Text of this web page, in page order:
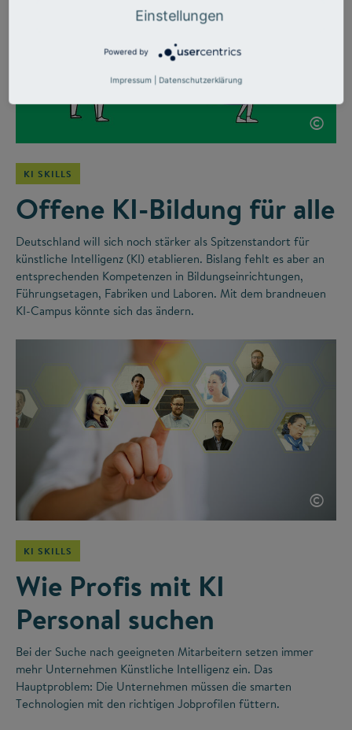
©
KI SKILLS
Offene KI-Bildung für alle
Deutschland will sich noch stärker als Spitzenstandort für
künstliche Intelligenz (KI) etablieren. Bislang fehlt es aber an
entsprechenden Kompetenzen in Bildungseinrichtungen,
Führungsetagen, Fabriken und Laboren. Mit dem brandneuen
KI-Campus könnte sich das ändern.
©
KI SKILLS
Wie Profis mit KI
Personal suchen
Bei der Suche nach geeigneten Mitarbeitern setzen immer
mehr Unternehmen Künstliche Intelligenz ein. Das
Hauptproblem: Die Unternehmen müssen die smarten
Technologien mit den richtigen Jobprofilen füttern.
Einstellungen
Powered by
Impressum Datenschutzerklärung